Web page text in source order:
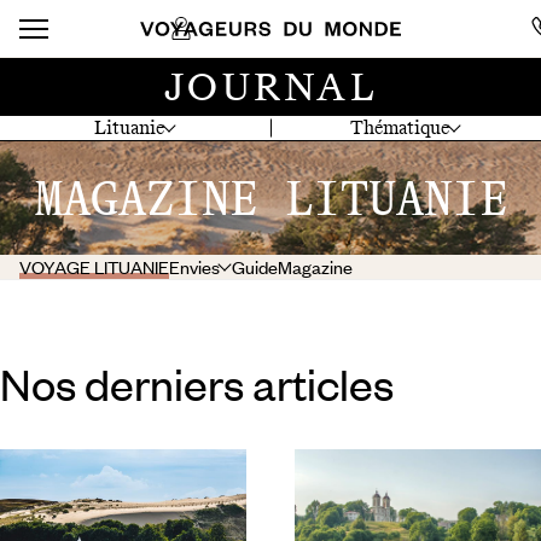
Lituanie Thématique
JOURNAL
MAGAZINE LITUANIE
VOYAGE LITUANIEEnvies GuideMagazine
Nos derniers articles